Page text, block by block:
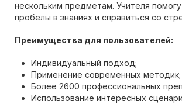
нескольким предметам. Учителя
пробелы в знаниях и справиться со
Преимущества для пользователей:
Индивидуальный подход;
Применение современных методик;
Более 2600 профессиональных
Использование интересных